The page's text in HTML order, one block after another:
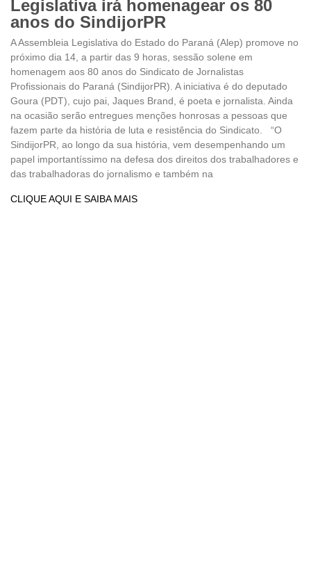
Legislativa irá homenagear os 80
anos do SindijorPR
A Assembleia Legislativa do Estado do Paraná (Alep) promove no
próximo dia 14, a partir das 9 horas, sessão solene em
homenagem aos 80 anos do Sindicato de Jornalistas
Profissionais do Paraná (SindijorPR). A iniciativa é do deputado
Goura (PDT), cujo pai, Jaques Brand, é poeta e jornalista. Ainda
na ocasião serão entregues menções honrosas a pessoas que
fazem parte da história de luta e resistência do Sindicato. “O
SindijorPR, ao longo da sua história, vem desempenhando um
papel importantíssimo na defesa dos direitos dos trabalhadores e
das trabalhadoras do jornalismo e também na
CLIQUE AQUI E SAIBA MAIS